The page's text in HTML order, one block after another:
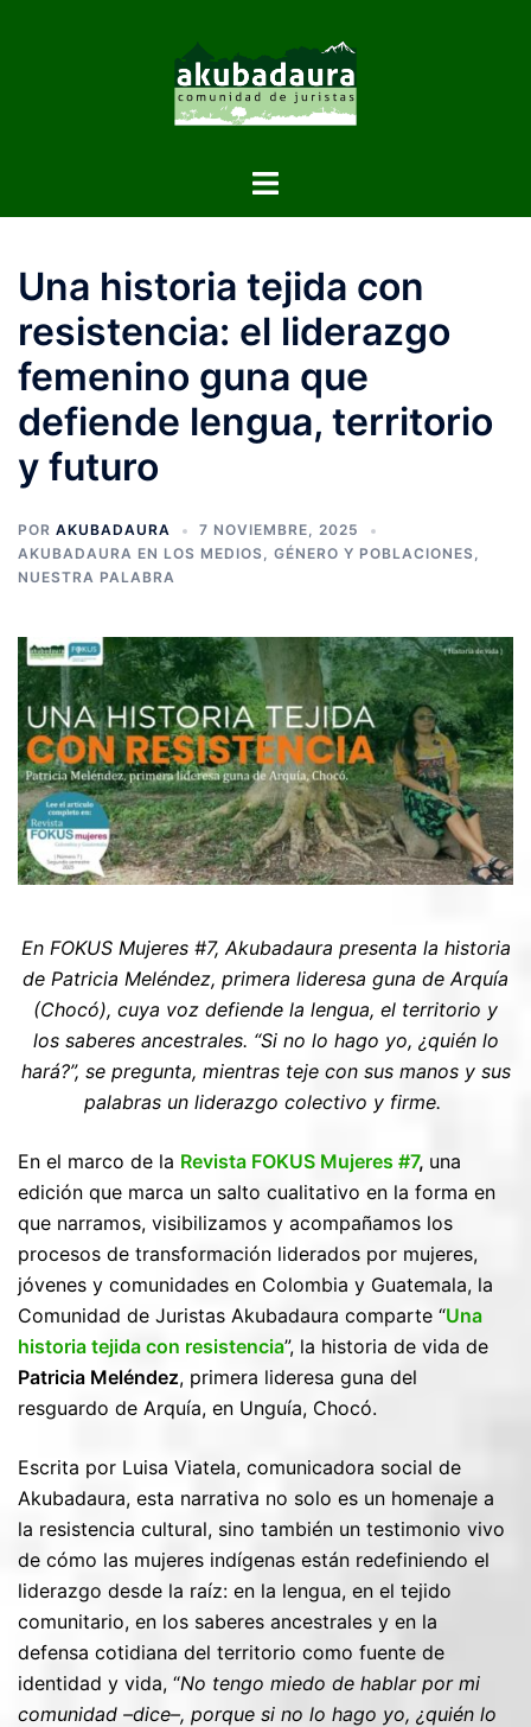
Una historia tejida con
resistencia: el liderazgo
femenino guna que
defiende lengua, territorio
y futuro
POR AKUBADAURA
7 NOVIEMBRE, 2025
AKUBADAURA EN LOS MEDIOS, GÉNERO Y POBLACIONES,
NUESTRA PALABRA
En FOKUS Mujeres #7, Akubadaura presenta la historia
de Patricia Meléndez, primera lideresa guna de Arquía
(Chocó), cuya voz defiende la lengua, el territorio y
los saberes ancestrales. “Si no lo hago yo, ¿quién lo
hará?”, se pregunta, mientras teje con sus manos y sus
palabras un liderazgo colectivo y firme.
En el marco de la Revista FOKUS Mujeres #7, una
edición que marca un salto cualitativo en la forma en
que narramos, visibilizamos y acompañamos los
procesos de transformación liderados por mujeres,
jóvenes y comunidades en Colombia y Guatemala, la
Comunidad de Juristas Akubadaura comparte “Una
historia tejida con resistencia”, la historia de vida de
Patricia Meléndez, primera lideresa guna del
resguardo de Arquía, en Unguía, Chocó.
Escrita por Luisa Viatela, comunicadora social de
Akubadaura, esta narrativa no solo es un homenaje a
la resistencia cultural, sino también un testimonio vivo
de cómo las mujeres indígenas están redefiniendo el
liderazgo desde la raíz: en la lengua, en el tejido
comunitario, en los saberes ancestrales y en la
defensa cotidiana del territorio como fuente de
identidad y vida, “No tengo miedo de hablar por mi
comunidad –dice–, porque si no lo hago yo, ¿quién lo